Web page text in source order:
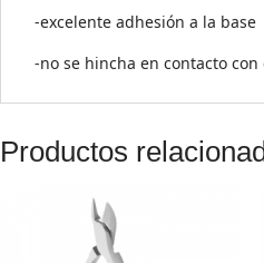
-excelente adhesión a la base
-no se hincha en contacto con
Productos